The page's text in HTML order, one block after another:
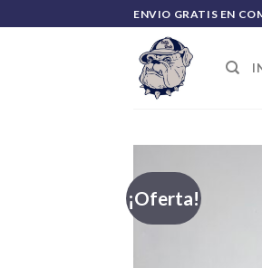
al
ENVIO GRATIS EN
¡Oferta!